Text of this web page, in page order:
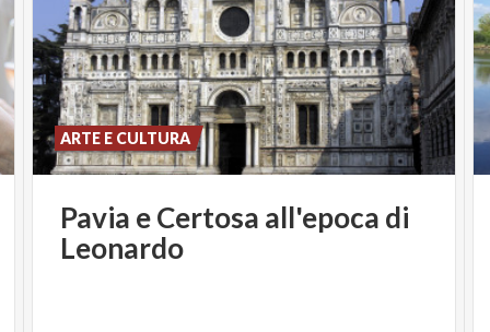
Pavia eCertosa all'epoca di
Leonardo
ARTE E CULTURA